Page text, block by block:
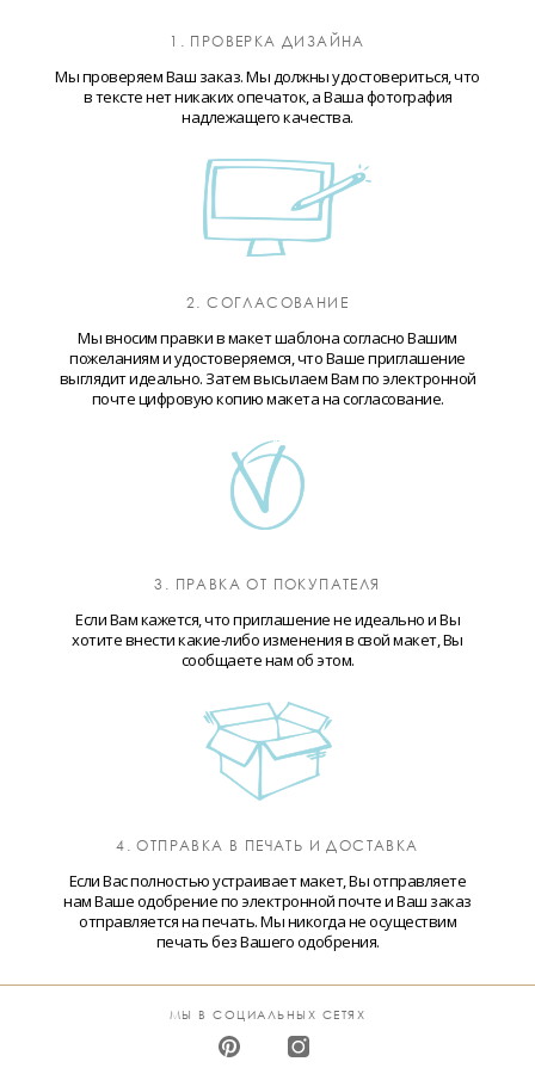
1. ПРОВЕРКА ДИЗАЙНА
Мы проверяем Ваш заказ. Мы должны удостовериться, что
в тексте нет никаких опечаток, а Ваша фотография
надлежащего качества.
2. СОГЛАСОВАНИЕ
Мы вносим правки в макет шаблона согласно Вашим
пожеланиям и удостоверяемся, что Ваше приглашение
выглядит идеально. Затем высылаем Вам по электронной
почте цифровую копию макета на согласование.
3. ПРАВКА ОТ ПОКУПАТЕЛЯ
Если Вам кажется, что приглашение не идеально и Вы
хотите внести какие-либо изменения в свой макет, Вы
сообщаете нам об этом.
4. ОТПРАВКА В ПЕЧАТЬ И ДОСТАВКА
Если Вас полностью устраивает макет, Вы отправляете
нам Ваше одобрение по электронной почте и Ваш заказ
отправляется на печать. Мы никогда не осуществим
печать без Вашего одобрения.
МЫ В СОЦИАЛЬНЫХ СЕТЯХ